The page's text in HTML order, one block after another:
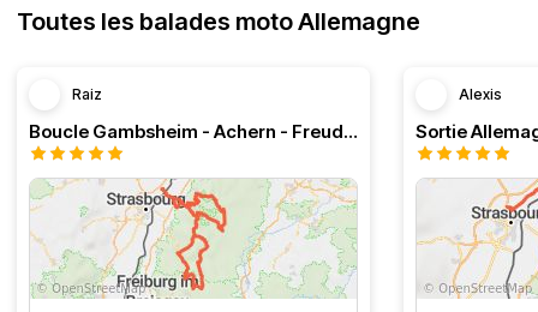
Toutes les balades moto Allemagne
Raiz
Boucle Gambsheim - Achern - Freudenstadt - Triberg
Alexis
Sortie